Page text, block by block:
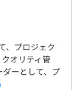
、プロジェク
オリティ管
ーとして、プ